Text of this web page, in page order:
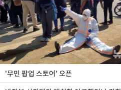
'무민 팝업 스토어' 오픈